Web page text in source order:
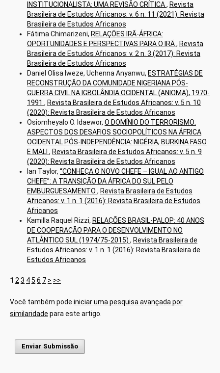
INSTITUCIONALISTA: UMA REVISÃO CRÍTICA, Revista
Brasileira de Estudos Africanos: v. 6 n. 11 (2021): Revista
Brasileira de Estudos Africanos
Fátima Chimarizeni, RELAÇÕES IRÃ-ÁFRICA:
OPORTUNIDADES E PERSPECTIVAS PARA O IRÃ, Revista
Brasileira de Estudos Africanos: v. 2 n. 3 (2017): Revista
Brasileira de Estudos Africanos
Daniel Olisa Iweze, Uchenna Anyanwu, ESTRATÉGIAS DE
RECONSTRUÇÃO DA COMUNIDADE NIGERIANA PÓS-
GUERRA CIVIL NA IGBOLÂNDIA OCIDENTAL (ANIOMA), 1970-
1991 , Revista Brasileira de Estudos Africanos: v. 5 n. 10
(2020): Revista Brasileira de Estudos Africanos
Osiomheyalo O. Idaewor, O DOMÍNIO DO TERRORISMO:
ASPECTOS DOS DESAFIOS SOCIOPOLÍTICOS NA ÁFRICA
OCIDENTAL PÓS-INDEPENDÊNCIA: NIGÉRIA, BURKINA FASO
E MALI , Revista Brasileira de Estudos Africanos: v. 5 n. 9
(2020): Revista Brasileira de Estudos Africanos
Ian Taylor, “CONHEÇA O NOVO CHEFE – IGUAL AO ANTIGO
CHEFE”: A TRANSIÇÃO DA ÁFRICA DO SUL PELO
EMBURGUESAMENTO , Revista Brasileira de Estudos
Africanos: v. 1 n. 1 (2016): Revista Brasileira de Estudos
Africanos
Kamilla Raquel Rizzi, RELAÇÕES BRASIL-PALOP: 40 ANOS
DE COOPERAÇÃO PARA O DESENVOLVIMENTO NO
ATLÂNTICO SUL (1974/75-2015) , Revista Brasileira de
Estudos Africanos: v. 1 n. 1 (2016): Revista Brasileira de
Estudos Africanos
1 23 45 6 7 > >>
Você também pode iniciar uma pesquisa avançada por
similaridade para este artigo.
Enviar Submissão